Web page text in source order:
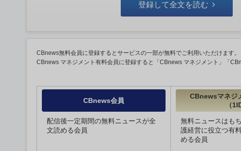
登録して全文を読む
CBnews無料会員に登録するとサービスの一部が無料でご利用いただけます。
CBnews マネジメント有料会員に登録すると「CBnews マネジメント」「
CBnews会員
配信後一定期間の無料ニュースが全
文読める会員
CBnewsマネジ
（
無料ニュースはも
護経営に役立つ有
める会員